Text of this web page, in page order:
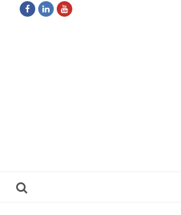
Facebook
LinkedInYoutube